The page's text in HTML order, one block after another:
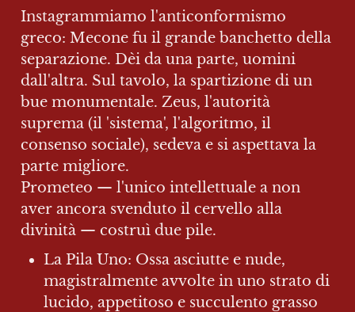
Instagrammiamo l'anticonformismo
greco: Mecone fu il grande banchetto della
separazione. Dèi da una parte, uomini
dall'altra. Sul tavolo, la spartizione di un
bue monumentale. Zeus, l'autorità
suprema (il 'sistema', l'algoritmo, il
consenso sociale), sedeva e si aspettava la
parte migliore.
Prometeo — l'unico intellettuale a non
aver ancora svenduto il cervello alla
divinità — costruì due pile.
La Pila Uno: Ossa asciutte e nude,
magistralmente avvolte in uno strato di
lucido, appetitoso e succulento grasso